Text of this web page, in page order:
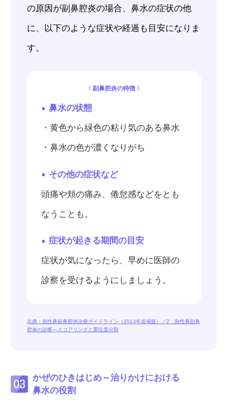
の原因が副鼻腔炎の場合、鼻水の症状の他
に、以下のような症状や経過も目安になりま
す。
〈 副鼻腔炎の特徴 〉
鼻水の状態
・黄色から緑色の粘り気のある鼻水
・鼻水の色が濃くなりがち
その他の症状など
頭痛や頬の痛み、倦怠感などをとも
なうことも。
症状が起きる期間の目安
症状が気になったら、早めに医師の
診察を受けるようにしましょう。
出典：急性鼻副鼻腔炎診療ガイドライン（2013年追補版）／2．急性鼻副鼻
腔炎の診断―スコアリングと重症度分類
かぜのひきはじめ～治りかけにおける
鼻水の役割